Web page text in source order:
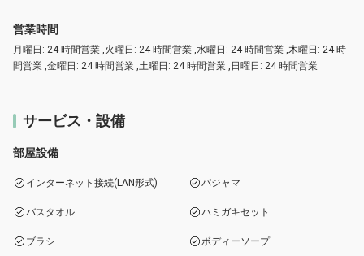
営業時間
月曜日: 24 時間営業 ,火曜日: 24 時間営業 ,水曜日: 24 時間営業 ,木曜日: 24 時
間営業 ,金曜日: 24 時間営業 ,土曜日: 24 時間営業 ,日曜日: 24 時間営業
サービス・設備
部屋設備
インターネット接続(LAN形式) パジャマ
バスタオル ハミガキセット
ブラシ ボディーソープ